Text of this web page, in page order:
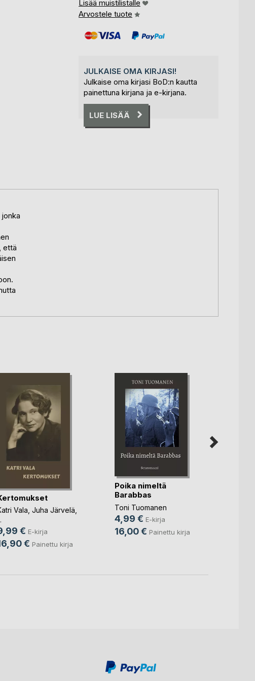
Lisää muistilistalle
Arvostele tuote
JULKAISE OMA KIRJASI!
Julkaise oma kirjasi BoD:n kautta
painettuna kirjana ja e-kirjana.
LUE LISÄÄ
että
Vala Juha Järvelä
€ E-kirja
€ Painettu kirja
Poika nimeltä
Barabbas
Toni Tuomanen
4,99 € E-kirja
16,00 € Painettu kirja